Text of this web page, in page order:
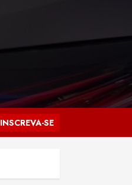
INSCREVA-SE